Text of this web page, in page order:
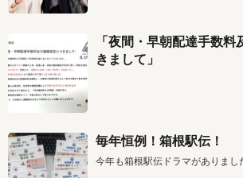
「夜間・早朝配達手数
きまして」
毎年恒例！箱根駅伝！
今年も箱根駅伝ドラマがありまし